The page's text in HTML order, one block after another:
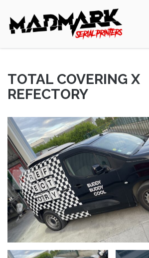
TOTAL COVERING X
REFECTORY